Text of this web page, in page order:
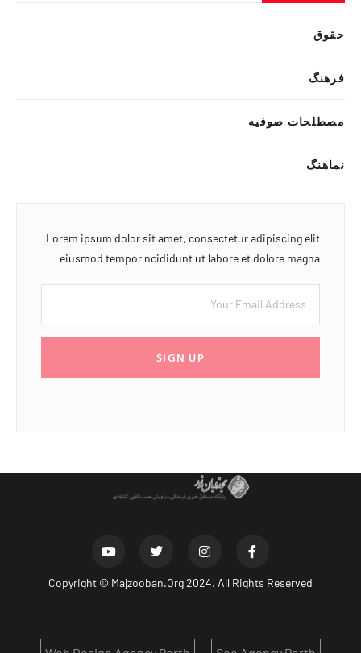
حقوق
فرهنگ
مصطلحات صوفیه
نماهنگ
Lorem ipsum dolor sit amet, consectetur adipiscing elit
eiusmod tempor ncididunt ut labore et dolore magna
SIGN UP
Copyright © Majzooban.Org2024. All Rights Reserved